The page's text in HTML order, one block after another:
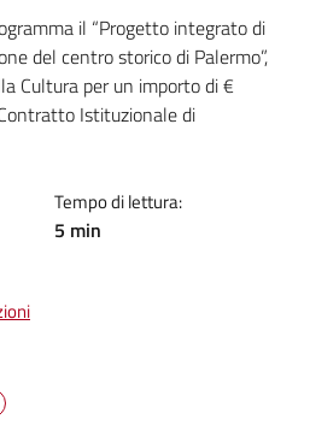
notiziail “Progetto integrato di
del centro storico di Palermo”,
Cultura per un importo di €
Istituzionale di
Tempo di lettura:
5 min